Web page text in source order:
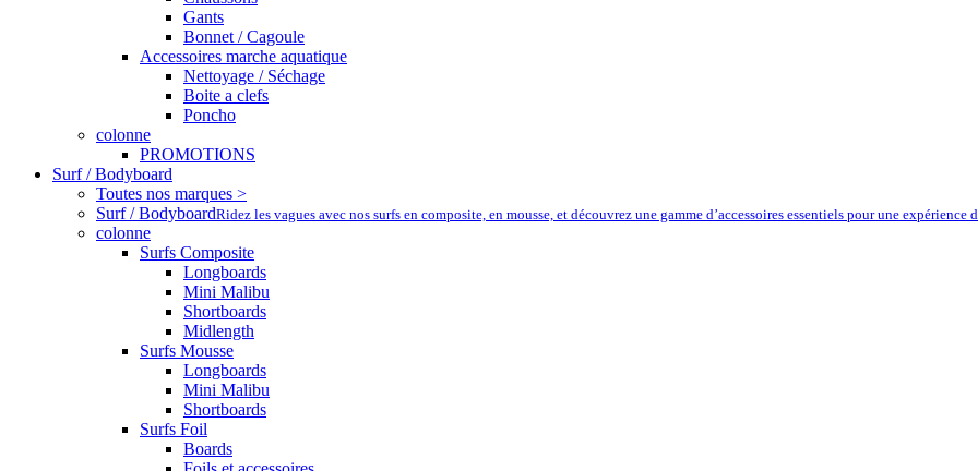
Gants
Bonnet / Cagoule
Accessoires marche aquatique
Nettoyage / Séchage
Boite a clefs
Poncho
colonne
PROMOTIONS
Surf / Bodyboard
Toutes nos marques >
Surf / BodyboardRidez les vagues avec nos surfs en composite, en mousse, et découvrez une gamme d’accessoires essentiels pour une expérience
colonne
Surfs Composite
Longboards
Mini Malibu
Shortboards
Midlength
Surfs Mousse
Longboards
Mini Malibu
Shortboards
Surfs Foil
Boards